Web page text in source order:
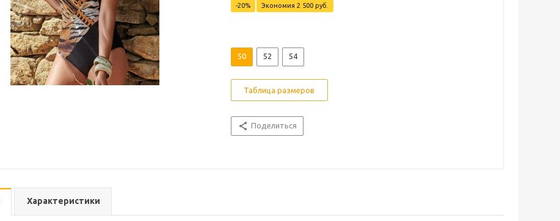
-20% Экономия 2 500 руб.
50 52 54
Таблица размеров
Поделиться
Характеристики